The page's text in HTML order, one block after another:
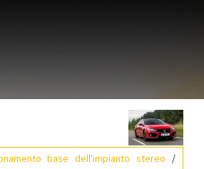
base dell'impianto stereo /